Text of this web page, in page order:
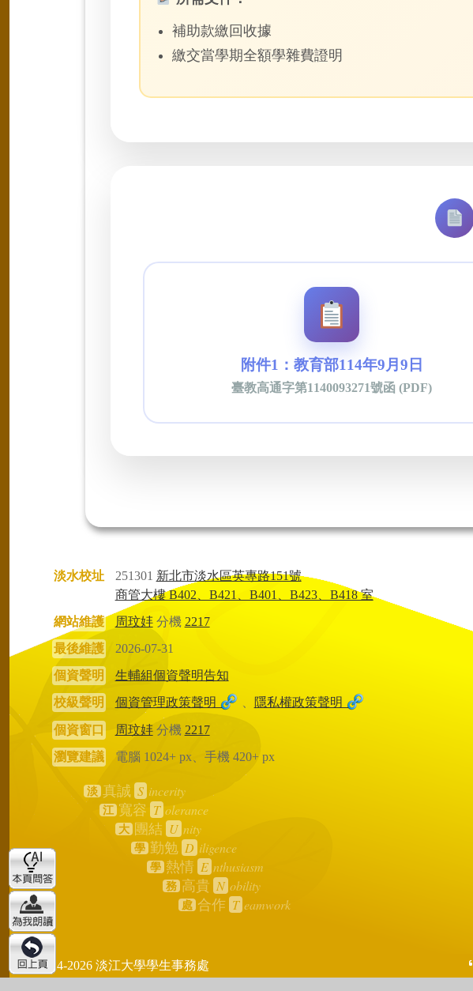
補助款繳回收據
繳交當學期全額學雜費證明
附件1：教育部114年9月9日
臺教高通字第1140093271號函 (PDF)
淡水校址 251301 新北市淡水區英專路151號
商管大樓 B402、B421、B401、B423、B418 室
網站維護
周玟妦分機 2217
最後維護
2026-07-31
個資聲明
生輔組個資聲明告知
校級聲明
個資管理政策聲明 隱私權政策聲明
個資窗口 周玟妦分機 2217
瀏覽建議
電腦 1024+ px、手機 420+ px
淡 真誠 S incerity
江 寬容 T olerance
大 團結 U nity
學 勤勉 D iligence
學 熱情 E nthusiasm
務 高貴 N obility
處 合作 T eamwork
2024-2026 淡江大學學生事務處